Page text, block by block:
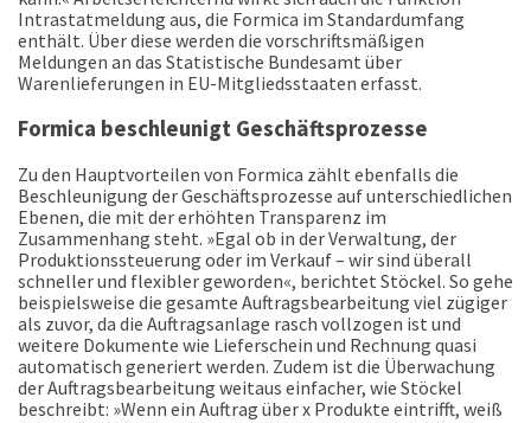
Intrastatmeldung aus, die Formica im Standardumfang
enthält. Über diese werden die vorschriftsmäßigen
Meldungen an das Statistische Bundesamt über
Warenlieferungen in EU-Mitgliedsstaaten erfasst.
Formica beschleunigt Geschäftsprozesse
Zu den Hauptvorteilen von Formica zählt ebenfalls die
Beschleunigung der Geschäftsprozesse auf unterschiedlichen
Ebenen, die mit der erhöhten Transparenz im
Zusammenhang steht. »Egal ob in der Verwaltung, der
Produktionssteuerung oder im Verkauf – wir sind überall
schneller und flexibler geworden«, berichtet Stöckel. So gehe
beispielsweise die gesamte Auftragsbearbeitung viel zügiger
als zuvor, da die Auftragsanlage rasch vollzogen ist und
weitere Dokumente wie Lieferschein und Rechnung quasi
automatisch generiert werden. Zudem ist die Überwachung
der Auftragsbearbeitung weitaus einfacher, wie Stöckel
beschreibt: »Wenn ein Auftrag über x Produkte eintrifft, weiß